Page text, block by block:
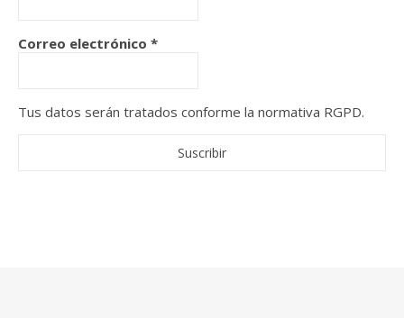
Correo electrónico *
Tus datos serán tratados conforme la normativa RGPD.